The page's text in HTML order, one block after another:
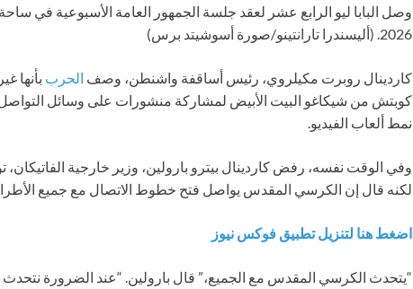
2026. (أليسندرا تارانتينو/صورة أسوشيتد برس)
كاردينال روبرت مكيلروي، رئيس أساقفة واشنطن، وصف الحرب بأنها
كوبتش من شيكاغو البيت الأبيض لمشاركة منشورات على وسائل
نمط ألعاب الفيديو.
وفي الوقت نفسه، رفض كاردينال بيترو بارولين، وزير خارجية
لكنه قال إن الكرسي المقدس يواصل فتح خطوط الاتصال مع جميع
اضغط هنا لتنزيل تطبيق فوكس نيوز
“يتحدث الكرسي المقدس مع الجميع،” قال بارولين. “عند الضرورة نتحدث